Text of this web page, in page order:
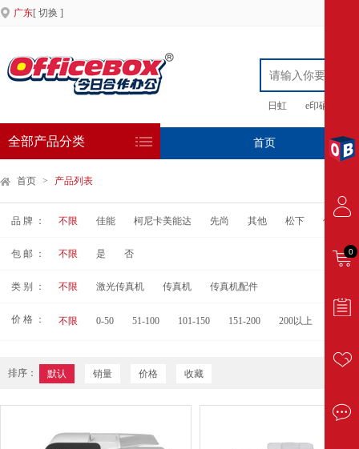
广东[ 切换 ]
日虹 e印硒鼓
全部产品分类 首页 专
首页 > 产品列表
品 牌 ： 不限 佳能 柯尼卡美能达 先尚 其他 松下 佳能
包 邮 ： 不限 是 否
类 别 ： 不限 激光传真机 传真机 传真机配件
价 格 ： 不限 0-50 51-100 101-150 151-200 200以上
排序： 默认 销量 价格 收藏
0